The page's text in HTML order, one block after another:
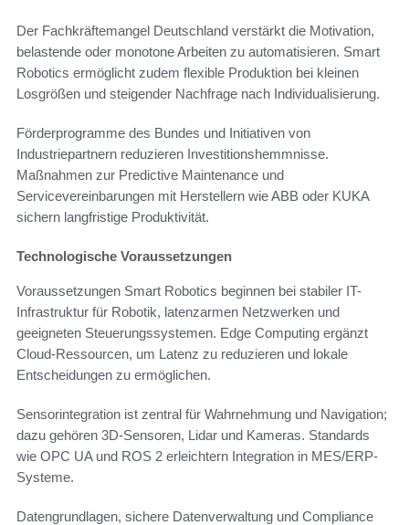
Der Fachkräftemangel Deutschland verstärkt die Motivation,
belastende oder monotone Arbeiten zu automatisieren. Smart
Robotics ermöglicht zudem flexible Produktion bei kleinen
Losgrößen und steigender Nachfrage nach Individualisierung.
Förderprogramme des Bundes und Initiativen von
Industriepartnern reduzieren Investitionshemmnisse.
Maßnahmen zur Predictive Maintenance und
Servicevereinbarungen mit Herstellern wie ABB oder KUKA
sichern langfristige Produktivität.
Technologische Voraussetzungen
Voraussetzungen Smart Robotics beginnen bei stabiler IT-
Infrastruktur für Robotik, latenzarmen Netzwerken und
geeigneten Steuerungssystemen. Edge Computing ergänzt
Cloud-Ressourcen, um Latenz zu reduzieren und lokale
Entscheidungen zu ermöglichen.
Sensorintegration ist zentral für Wahrnehmung und Navigation;
dazu gehören 3D-Sensoren, Lidar und Kameras. Standards
wie OPC UA und ROS 2 erleichtern Integration in MES/ERP-
Systeme.
Datengrundlagen, sichere Datenverwaltung und Compliance